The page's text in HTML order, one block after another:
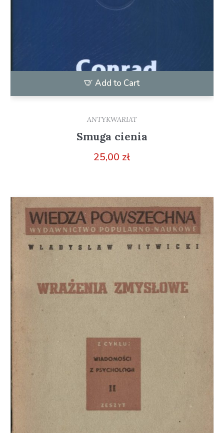
Add to Cart
ANTYKWARIAT
Smuga cienia
25,00 zł